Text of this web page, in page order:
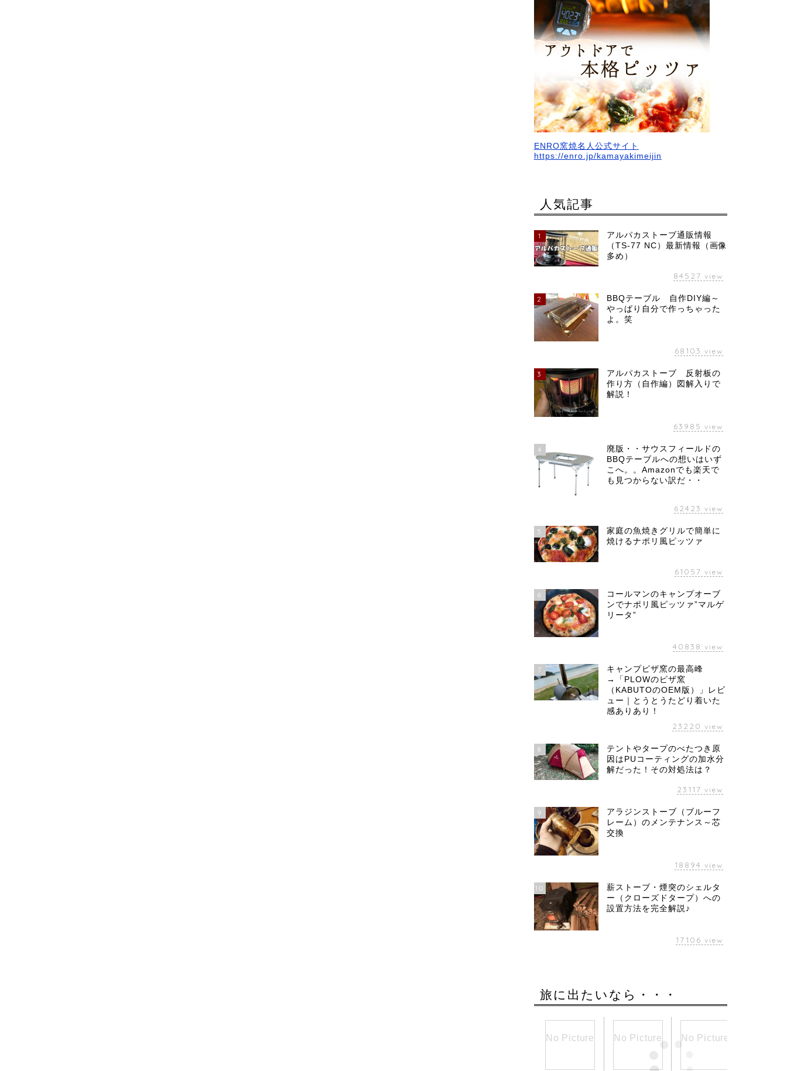
ENRO窯焼名人公式サイト
https://enro.jp/kamayakimeijin
人気記事
1
アルパカストーブ通販情報
（TS-77 NC）最新情報（画像
多め）
84527 view
2
BBQテーブル 自作DIY編～
やっぱり自分で作っちゃった
よ。笑
68103 view
3
アルパカストーブ 反射板の
作り方（自作編）図解入りで
解説！
63985 view
4
廃版・・サウスフィールドの
BBQテーブルへの想いはいず
こへ。。Amazonでも楽天で
も見つからない訳だ・・
62423 view
5
家庭の魚焼きグリルで簡単に
焼けるナポリ風ピッツァ
61057 view
6
コールマンのキャンプオーブ
ンでナポリ風ピッツァ”マルゲ
リータ”
40838 view
7
キャンプピザ窯の最高峰
→「PLOWのピザ窯
（KABUTOのOEM版）」レビ
ュー｜とうとうたどり着いた
感ありあり！
23220 view
8
テントやタープのべたつき原
因はPUコーティングの加水分
解だった！その対処法は？
23117 view
9
アラジンストーブ（ブルーフ
レーム）のメンテナンス～芯
交換
18894 view
10
薪ストーブ・煙突のシェルタ
ー（クローズドタープ）への
設置方法を完全解説♪
17106 view
旅に出たいなら・・・